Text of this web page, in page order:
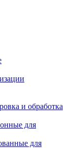
и обработка
для
для